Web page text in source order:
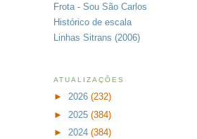
Frota - Sou São Carlos
Histórico de escala
Linhas Sitrans (2006)
ATUALIZAÇÕES
► 2026 (232)
► 2025 (384)
► 2024 (384)